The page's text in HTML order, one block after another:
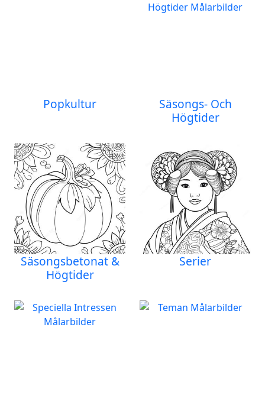
Popkultur
Säsongs- Och
Högtider
Säsongsbetonat &
Högtider
Serier